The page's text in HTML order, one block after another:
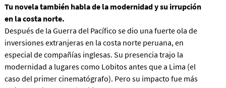
Tu novela también habla de la modernidad y su irrupción
en la costa norte.
Después de la Guerra del Pacífico se dio una fuerte ola de
inversiones extranjeras en la costa norte peruana, en
especial de compañías inglesas. Su presencia trajo la
modernidad a lugares como Lobitos antes que a Lima (el
caso del primer cinematógrafo). Pero su impacto fue más